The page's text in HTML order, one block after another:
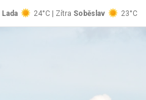
Lada 24°C | Zítra Soběslav 23°C